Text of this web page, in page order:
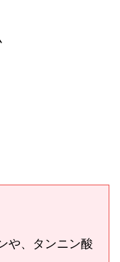
や、タンニン酸